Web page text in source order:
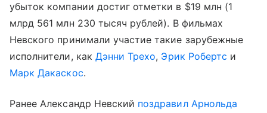
убыток компании достиг отметки в $19 млн (1
млрд 561 млн 230 тысяч рублей). В фильмах
Невского принимали участие такие зарубежные
исполнители, как Дэнни Трехо, Эрик Робертс и
Марк Дакаскос.
Ранее Александр Невский поздравил Арнольда